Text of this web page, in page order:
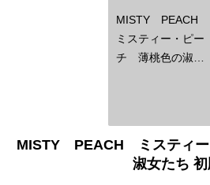
MISTY PEACH
ミスティー・ピー
チ 薄桃色の淑女
MISTY PEACH ミスティ
淑女たち 初